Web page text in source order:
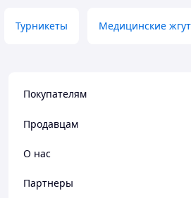
Турникеты Медицинские
Покупателям
Продавцам
О нас
Партнеры